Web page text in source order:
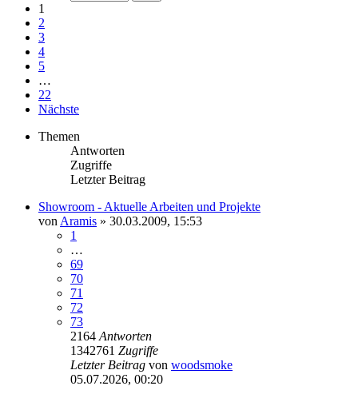
1
2
3
4
5
…
22
Nächste
Themen
Antworten
Zugriffe
Letzter Beitrag
Showroom - Aktuelle Arbeiten und Projekte
von Aramis » 30.03.2009, 15:53
1
…
69
70
71
72
73
2164 Antworten
1342761 Zugriffe
Letzter Beitrag von woodsmoke
05.07.2026, 00:20